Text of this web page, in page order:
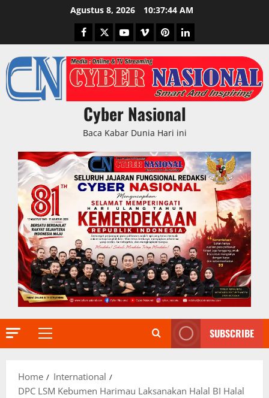
Agustus 8, 2026 10:37:45 AM
Facebook
TwitterYoutubeVimeoPinterestLinkedIn
Cyber Nasional
Baca Kabar Dunia Hari ini
Primary
SUBSCRIBE
Home
International
DPC LSM Kebumen Harimau Laksanakan Halal BI Halal